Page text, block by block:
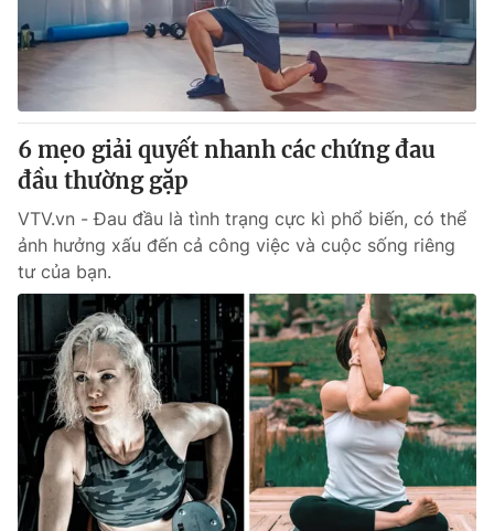
6 mẹo giải quyết nhanh các chứng đau
đầu thường gặp
VTV.vn - Đau đầu là tình trạng cực kì phổ biến, có thể
ảnh hưởng xấu đến cả công việc và cuộc sống riêng
tư của bạn.